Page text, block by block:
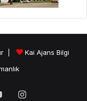
|
Kai Ajans Bilgi
YouTubeInstagram